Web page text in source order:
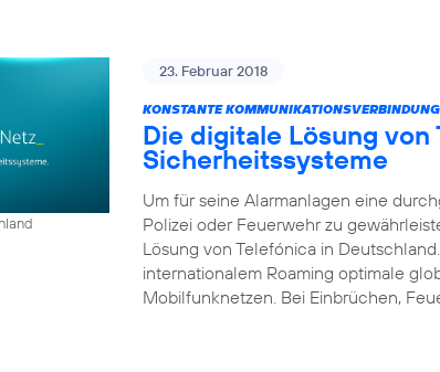
23. Februar 2018
KONSTANTE
Die digitale Lösung
Sicherheitssysteme
Um für seine Alarmanlagen eine
Polizei oder Feuerwehr zu
Lösung von Telefónica in
internationalem Roaming optimale
Mobilfunknetzen. Bei Einbrüchen,